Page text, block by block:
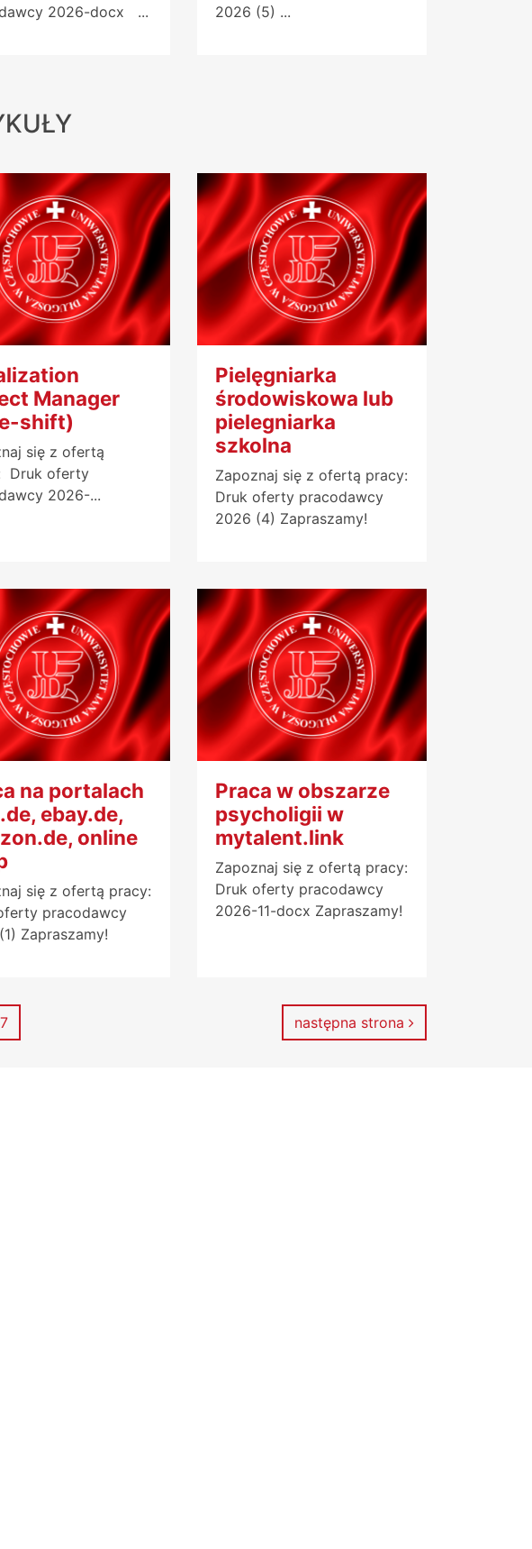
2026-docx ...
2026 (5) ...
Manager
shift)
się z ofertą
Druk oferty
2026-...
Pielęgniarka
środowiskowa lub
pielegniarka
szkolna
Zapoznaj się z ofertą pracy:
Druk oferty pracodawcy
2026 (4) Zapraszamy!
na portalach
ebay.de,
online
się z ofertą pracy:
pracodawcy
Zapraszamy!
Praca w obszarze
psycholigii w
mytalent.link
Zapoznaj się z ofertą pracy:
Druk oferty pracodawcy
2026-11-docx Zapraszamy!
Strona
7 następna strona